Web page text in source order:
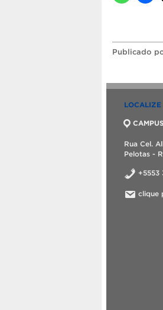
Publicado
Rua Cel.
Pelotas -
+5553
clique